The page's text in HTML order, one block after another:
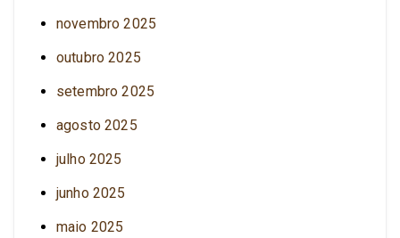
novembro 2025
outubro 2025
setembro 2025
agosto 2025
julho 2025
junho 2025
maio 2025